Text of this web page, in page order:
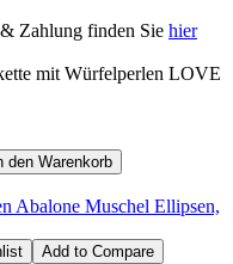
Zahlung finden Sie hier
mit Würfelperlen LOVE
Add to Compare